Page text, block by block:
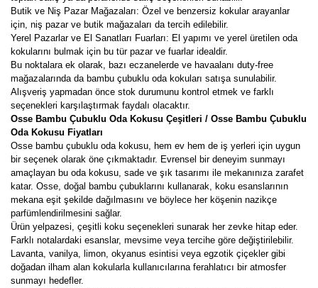
Butik ve Niş Pazar Mağazaları: Özel ve benzersiz kokular arayanlar
için, niş pazar ve butik mağazaları da tercih edilebilir.
Yerel Pazarlar ve El Sanatları Fuarları: El yapımı ve yerel üretilen oda
kokularını bulmak için bu tür pazar ve fuarlar idealdir.
Bu noktalara ek olarak, bazı eczanelerde ve havaalanı duty-free
mağazalarında da bambu çubuklu oda kokuları satışa sunulabilir.
Alışveriş yapmadan önce stok durumunu kontrol etmek ve farklı
seçenekleri karşılaştırmak faydalı olacaktır.
Osse Bambu Çubuklu Oda Kokusu Çeşitleri / Osse Bambu Çubuklu
Oda Kokusu Fiyatları
Osse bambu çubuklu oda kokusu, hem ev hem de iş yerleri için uygun
bir seçenek olarak öne çıkmaktadır. Evrensel bir deneyim sunmayı
amaçlayan bu oda kokusu, sade ve şık tasarımı ile mekanınıza zarafet
katar. Osse, doğal bambu çubuklarını kullanarak, koku esanslarının
mekana eşit şekilde dağılmasını ve böylece her köşenin nazikçe
parfümlendirilmesini sağlar.
Ürün yelpazesi, çeşitli koku seçenekleri sunarak her zevke hitap eder.
Farklı notalardaki esanslar, mevsime veya tercihe göre değiştirilebilir.
Lavanta, vanilya, limon, okyanus esintisi veya egzotik çiçekler gibi
doğadan ilham alan kokularla kullanıcılarına ferahlatıcı bir atmosfer
sunmayı hedefler.